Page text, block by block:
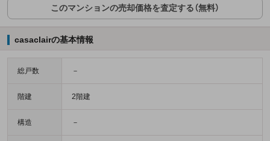
このマンションの売却価格を査定する（無料）
casaclairの基本情報
総戸数 －
階建 2階建
構造 －